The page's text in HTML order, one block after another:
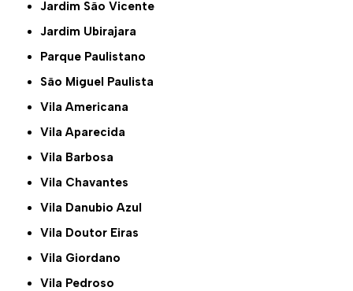
Jardim São Vicente
Jardim Ubirajara
Parque Paulistano
São Miguel Paulista
Vila Americana
Vila Aparecida
Vila Barbosa
Vila Chavantes
Vila Danubio Azul
Vila Doutor Eiras
Vila Giordano
Vila Pedroso